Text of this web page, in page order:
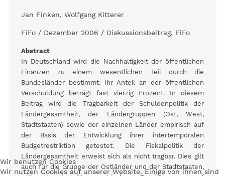
Jan Finken, Wolfgang Kitterer
FiFo / Dezember 2006 / Diskussionsbeitrag, FiFo
Abstract
In Deutschland wird die Nachhaltigkeit der öffentlichen
Finanzen zu einem wesentlichen Teil durch die
Bundesländer bestimmt. Ihr Anteil an der öffentlichen
Verschuldung beträgt fast vierzig Prozent. In diesem
Beitrag wird die Tragbarkeit der Schuldenpolitik der
Ländergesamtheit, der Ländergruppen (Ost, West,
Stadtstaaten) sowie der einzelnen Länder empirisch auf
der Basis der Entwicklung ihrer intertemporalen
Budgetrestriktion getestet. Die Fiskalpolitik der
Ländergesamtheit erweist sich als nicht tragbar. Dies gilt
auch für die Gruppe der Ostländer und der Stadtstaaten,
Wir benutzen Cookies
Wir nutzen Cookies auf unserer Website. Einige von ihnen sind